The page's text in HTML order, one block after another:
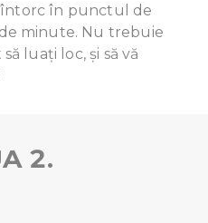
întorc în punctul de
minute. Nu trebuie
luați loc, și să vă
2.